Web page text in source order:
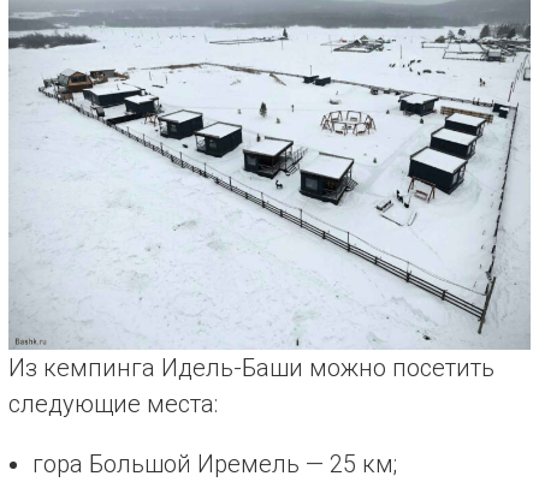
Из кемпинга Идель-Баши можно посетить
следующие места:
гора Большой Иремель — 25 км;